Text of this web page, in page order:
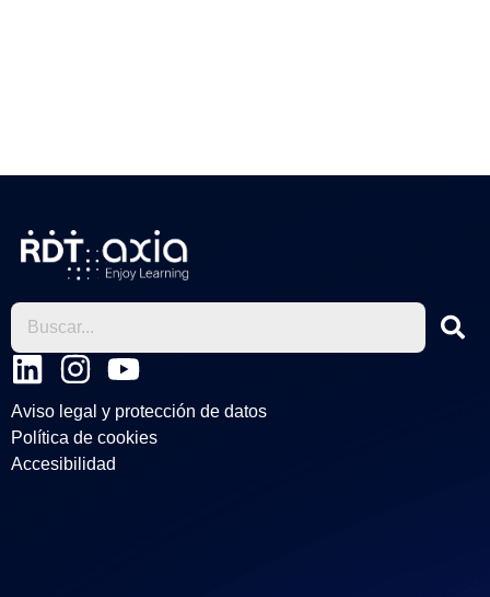
L
i
n
k
I
n
s
t
Y
o
u
Aviso legal y protección de datos
Política de cookies
Accesibilidad